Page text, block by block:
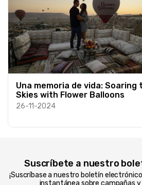
Mia Andersson
Lucas Rossi
Oliver Becker
Una memoria de vida: Soaring
Skies with Flower Balloons
26-11-2024
Suscríbete a nuestro
¡Suscríbase a nuestro boletín
instantánea sobre campañas